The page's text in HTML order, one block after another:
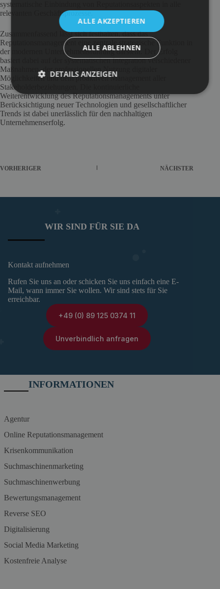
systematische Einbindung von Reputationsaspekten in alle
relevanten Geschäftsprozesse.
Zusammenfassend lässt sich festhalten, dass das
Reputationsmanagement eine zentrale strategische Funktion in
der modernen Unternehmensführung darstellt. Der Erfolg
basiert dabei auf der systematischen Integration verschiedener
Maßnahmen, der professionellen Nutzung digitaler
Möglichkeiten und dem proaktiven Management aller
Stakeholderbeziehungen. Die kontinuierliche
Weiterentwicklung des Reputationsmanagements unter
Berücksichtigung neuer Technologien und gesellschaftlicher
Trends ist dabei unerlässlich für den nachhaltigen
Unternehmenserfolg.
VORHERIGER NÄCHSTER
WIR SIND FÜR SIE DA
Kontakt aufnehmen
Rufen Sie uns an oder schicken Sie uns einfach eine E-
Mail, wann immer Sie wollen. Wir sind stets für Sie
erreichbar.
+49 (0) 89 125 0374 11
Unverbindlich anfragen
INFORMATIONEN
Agentur
Online Reputationsmanagement
Krisenkommunikation
Suchmaschinenmarketing
Suchmaschinenwerbung
Bewertungsmanagement
Reverse SEO
Digitalisierung
Social Media Marketing
Kostenfreie Analyse
ALLE AKZEPTIEREN
ALLE ABLEHNEN
DETAILS ANZEIGEN